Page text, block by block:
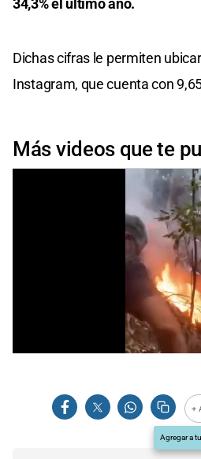
34,3% el último año.
Dichas cifras le permiten
Instagram, que cuenta con
Más videos que te
+
Agregar a